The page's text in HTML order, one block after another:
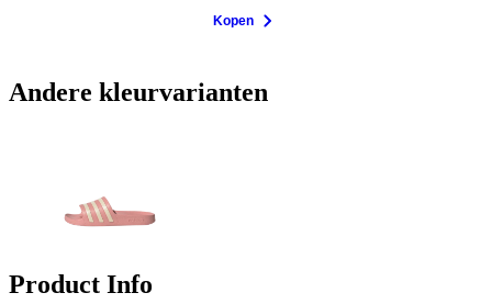
Kopen
Andere kleurvarianten
Product Info